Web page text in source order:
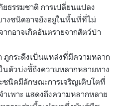
ธรรมชาติ การเปลี่ยนแปลง
งชนิดอาจยังอยู่ในพื้นที่ที่ไม่
ากอาจเกิดอันตรายจากสัตว์ป่า
ภูกระดึงเป็นแหล่งที่มีความหลาก
นตัวบ่งชี้ถึงความหลากหลายทาง
ชนิดมีลักษณะการเจริญเติบโตที่
เพาะ แสดงถึงความหลากหลาย